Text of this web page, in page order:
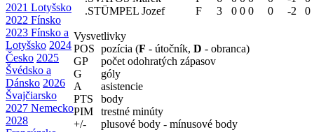
2021 Lotyšsko
2022 Fínsko
2023 Fínsko a
Lotyšsko 2024
Česko 2025
Švédsko a
Dánsko 2026
Švajčiarsko
2027 Nemecko
2028
.STÜMPEL Jozef F 3 0 0 0 0 -2 0
Vysvetlivky
POS pozícia (F - útočník, D - obranca)
GP
počet odohratých zápasov
G
góly
A
asistencie
PTS
body
PIM
trestné minúty
+/-
plusové body - mínusové body